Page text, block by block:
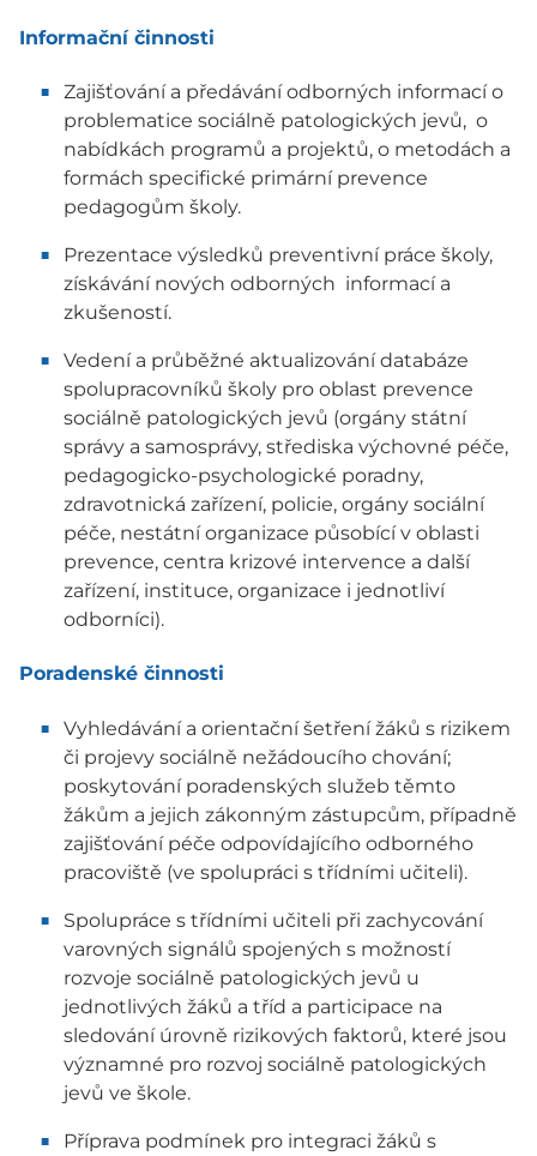
Informační činnosti
Zajišťování a předávání odborných informací o
problematice sociálně patologických jevů, o
nabídkách programů a projektů, o metodách a
formách specifické primární prevence
pedagogům školy.
Prezentace výsledků preventivní práce školy,
získávání nových odborných informací a
zkušeností.
Vedení a průběžné aktualizování databáze
spolupracovníků školy pro oblast prevence
sociálně patologických jevů (orgány státní
správy a samosprávy, střediska výchovné péče,
pedagogicko-psychologické poradny,
zdravotnická zařízení, policie, orgány sociální
péče, nestátní organizace působící v oblasti
prevence, centra krizové intervence a další
zařízení, instituce, organizace i jednotliví
odborníci).
Poradenské činnosti
Vyhledávání a orientační šetření žáků s rizikem
či projevy sociálně nežádoucího chování;
poskytování poradenských služeb těmto
žákům a jejich zákonným zástupcům, případně
zajišťování péče odpovídajícího odborného
pracoviště (ve spolupráci s třídními učiteli).
Spolupráce s třídními učiteli při zachycování
varovných signálů spojených s možností
rozvoje sociálně patologických jevů u
jednotlivých žáků a tříd a participace na
sledování úrovně rizikových faktorů, které jsou
významné pro rozvoj sociálně patologických
jevů ve škole.
Příprava podmínek pro integraci žáků s